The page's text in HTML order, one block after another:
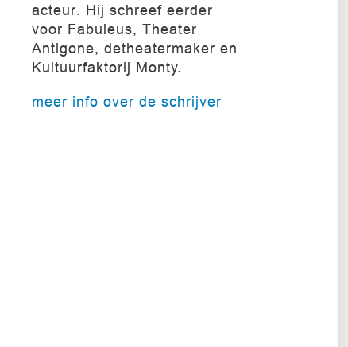
acteur. Hij schreef eerder
voor Fabuleus, Theater
Antigone, detheatermaker en
Kultuurfaktorij Monty.
meer info over de schrijver